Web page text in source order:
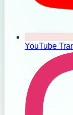
YouTube